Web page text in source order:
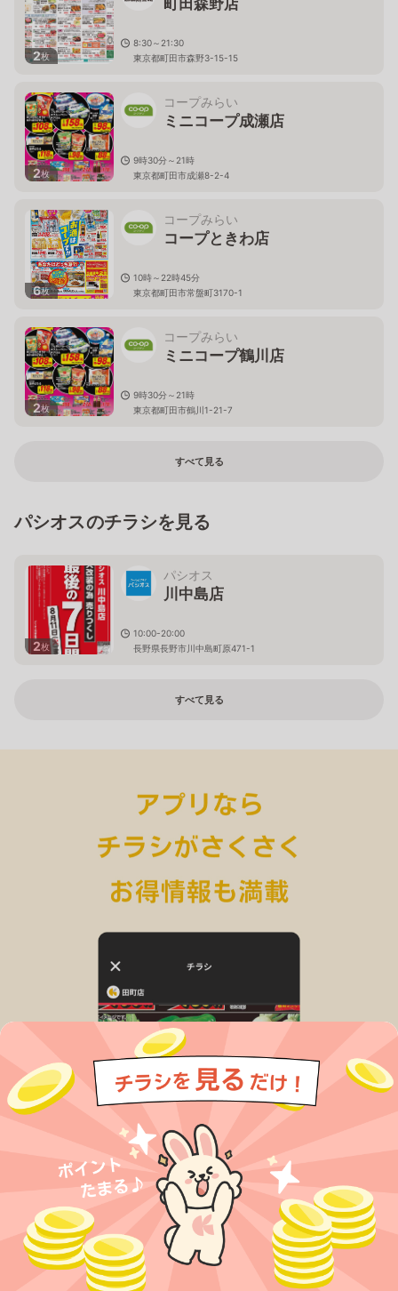
2枚
8:30～21:30
東京都町田市森野3-15-15
2枚
コープみらい
ミニコープ成瀬店
9時30分～21時
東京都町田市成瀬8-2-4
6枚
コープみらい
コープときわ店
10時～22時45分
東京都町田市常盤町3170-1
2枚
コープみらい
ミニコープ鶴川店
9時30分～21時
東京都町田市鶴川1-21-7
すべて見る
パシオスのチラシを見る
2枚
パシオス
川中島店
10:00-20:00
長野県長野市川中島町原471-1
すべて見る